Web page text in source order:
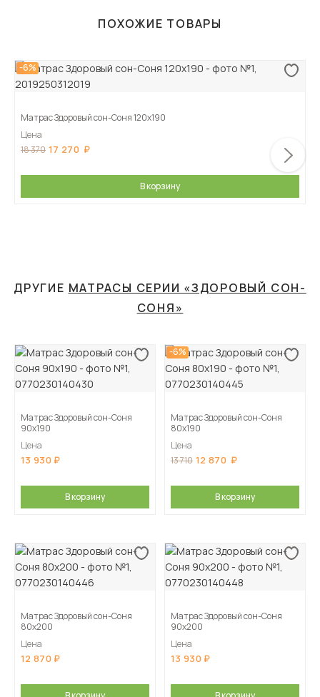
ПОХОЖИЕ ТОВАРЫ
-6%
Матрас Здоровый сон-Соня 120х190
Цена
18 370 17 270
В корзину
ДРУГИЕ МАТРАСЫ СЕРИИ «ЗДОРОВЫЙ СОН-
СОНЯ»
Матрас Здоровый сон-Соня
90х190
Цена
13 930
В корзину
-6%
Матрас Здоровый сон-Соня
80х190
Цена
13 710 12 870
В корзину
Матрас Здоровый сон-Соня
80х200
Цена
12 870
Матрас Здоровый сон-Соня
90х200
Цена
13 930